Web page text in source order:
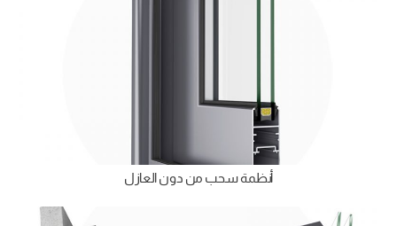
أنظمة سحب من دون العازل